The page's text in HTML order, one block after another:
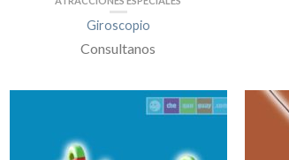
Giroscopio
Consultanos